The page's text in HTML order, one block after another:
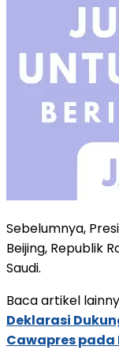
Sebelumnya,
Beijing, Republik
Saudi.
Baca artikel
Deklarasi
Cawapres pada